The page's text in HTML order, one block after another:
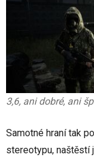
3,6, ani dobré, ani
Samotné hraní tak
stereotypu, naštěstí